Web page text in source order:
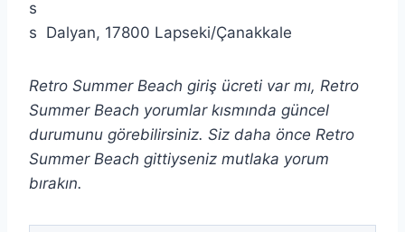
Dalyan, 17800 Lapseki/Çanakkale
Retro Summer Beach giriş ücreti var mı, Retro
Summer Beach yorumlar kısmında güncel
durumunu görebilirsiniz. Siz daha önce Retro
Summer Beach gittiyseniz mutlaka yorum
bırakın.